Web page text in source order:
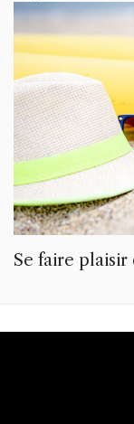
Se faire plaisir